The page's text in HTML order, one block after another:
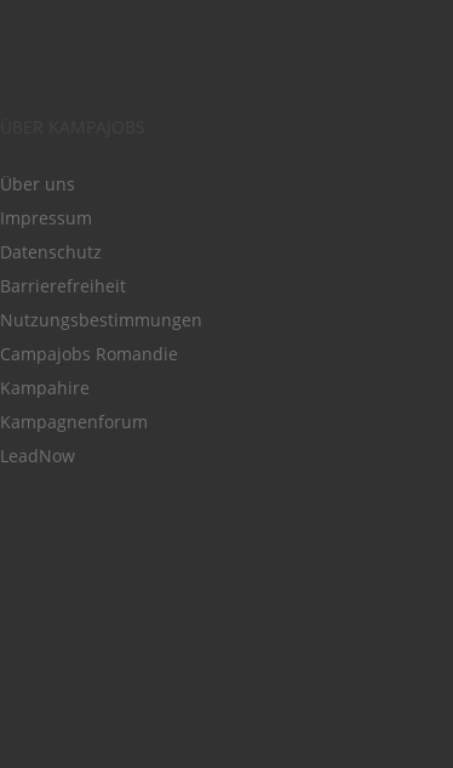
Über uns
Impressum
Datenschutz
Barrierefreiheit
Nutzungsbestimmungen
Campajobs Romandie
Kampahire
Kampagnenforum
LeadNow